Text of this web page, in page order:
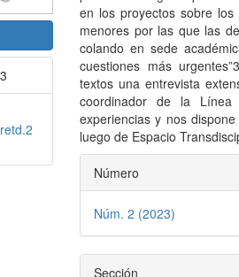
en los proyectos sobre
menores por las que las
colando en sede
cuestiones más
textos una entrevista
coordinador de la Línea
experiencias y nos
luego de Espacio
Detalles
del
artículo
Número
Núm. 2 (2023)
Sección